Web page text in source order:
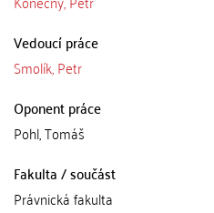
Vedoucí práce
Smolík, Petr
Oponent práce
Pohl, Tomáš
Fakulta / součást
Právnická fakulta